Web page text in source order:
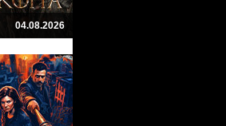
04.08.2026